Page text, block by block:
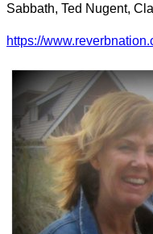
Sabbath, Ted Nugent,
https://